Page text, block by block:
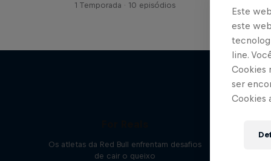
1 Temporada · 10 episódios
Os atletas da Red Bull enfrentam desafios
de cair o queixo
Este
este
line.
Cookies
ser
Cookies